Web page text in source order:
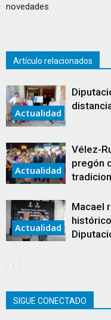
novedades
Artículo relacionados
Actualidad
Actualidad
Vélez-
pregón
Actualidad
Macael
SIGUE CONECTADO